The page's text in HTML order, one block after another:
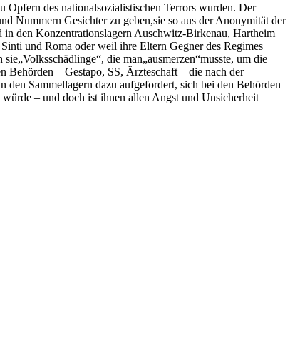
Opfern des nationalsozialistischen Terrors wurden. Der
Nummern Gesichter zu geben,sie so aus der Anonymität der
in den Konzentrationslagern Auschwitz-Birkenau, Hartheim
und Roma oder weil ihre Eltern Gegner des Regimes
die man„ausmerzen“musste, um die
Behörden – Gestapo, SS, Ärzteschaft – die nach der
Sammellagern dazu aufgefordert, sich bei den Behörden
– und doch ist ihnen allen Angst und Unsicherheit